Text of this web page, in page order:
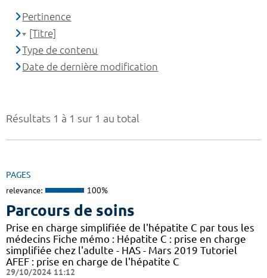
Résultats 1 à 1 sur 1 au total
PAGES
relevance: 100%
Parcours de soins
Prise en charge simplifiée de l'hépatite C par tous les
médecins Fiche mémo : Hépatite C : prise en charge
simplifiée chez l'adulte - HAS - Mars 2019 Tutoriel
AFEF : prise en charge de l'hépatite C
29/10/2024 11:12
Pertinence
[Titre]
Type de contenu
Date de dernière modification